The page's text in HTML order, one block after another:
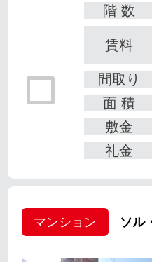
階 数
賃料
間取り
面 積
敷金
礼金
マンション ソル